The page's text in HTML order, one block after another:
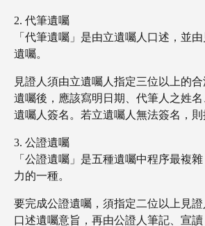
代筆遺囑
「代筆遺囑」是由立遺囑人口述，並
遺囑。
見證人須由立遺囑人指定三位以上的
遺囑後，應該寫明日期、代筆人之姓
遺囑人簽名。若立遺囑人無法簽名，則
公證遺囑
「公證遺囑」是五種遺囑中程序最複
力的一種。
要完成公證遺囑，須指定二位以上見
口述遺囑意旨，再由公證人筆記、宣